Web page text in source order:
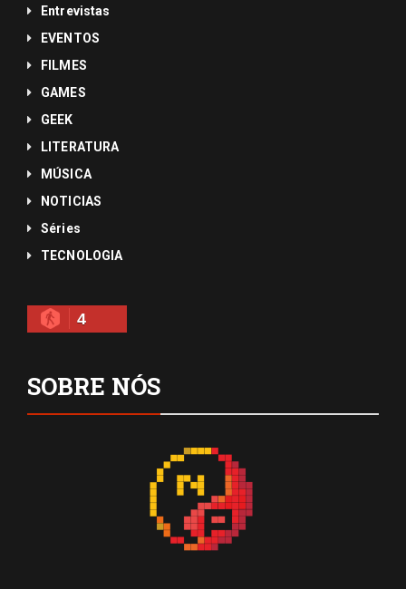
Entrevistas
EVENTOS
FILMES
GAMES
GEEK
LITERATURA
MÚSICA
NOTICIAS
Séries
TECNOLOGIA
4
SOBRE NÓS